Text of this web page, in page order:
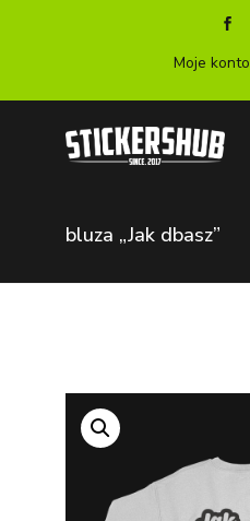
Moje konto
bluza „Jak dbasz”